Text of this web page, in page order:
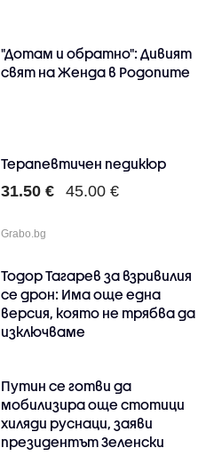
"Дотам и обратно": Дивият
свят на Женда в Родопите
Терапевтичен педикюр
31.50 € 45.00 €
Grabo.bg
Тодор Тагарев за взривилия
се дрон: Има още една
версия, която не трябва да
изключваме
Путин се готви да
мобилизира още стотици
хиляди руснаци, заяви
президентът Зеленски